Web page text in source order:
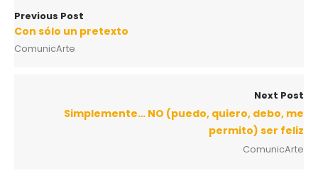
Previous Post
Con sólo un pretexto
ComunicArte
Next Post
Simplemente… NO (puedo, quiero, debo, me
permito) ser feliz
ComunicArte